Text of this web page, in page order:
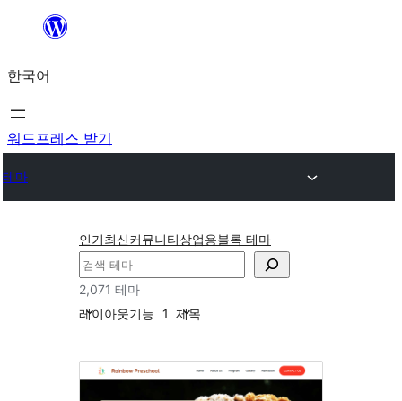
츠
로
바
가
한국어
워드프레스 받기
테마
인기최신커뮤니티상업용블록 테마
검
색
2,071 테마
레이아웃기능 1 제목